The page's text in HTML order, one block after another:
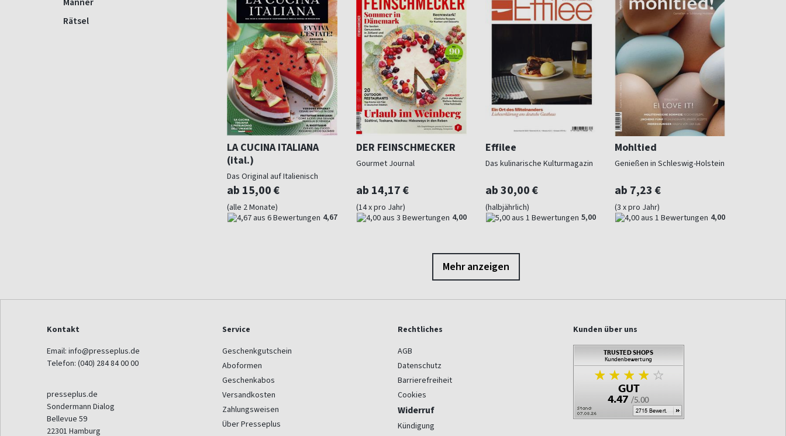
Rätsel
LA CUCINA ITALIANA
(ital.)
Das Original auf Italienisch
ab 15,00 €
(alle 2 Monate)
4,67
DER FEINSCHMECKER
Gourmet Journal
ab 14,17 €
(14 x pro Jahr)
4,00
Effilee
Das kulinarische Kulturmagazin
ab 30,00 €
(halbjährlich)
5,00
Mohltied
Genießen in Schleswig-Holstein
ab 7,23 €
(3 x pro Jahr)
4,00
Mehr anzeigen
Kontakt
Email: info@presseplus.de
Telefon: (040) 284 84 00 00
presseplus.de
Sondermann Dialog
Bellevue 59
22301 Hamburg
Service
Geschenkgutschein
Aboformen
Geschenkabos
Versandkosten
Zahlungsweisen
Über Presseplus
Rechtliches
AGB
Datenschutz
Barrierefreiheit
Cookies
Widerruf
Kündigung
Kunden über uns